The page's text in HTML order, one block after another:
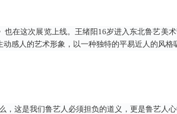
在这次展览上线。王绪阳16岁进入东北鲁艺美
感人的艺术形象，以一种独特的平易近人的风
，这是我们鲁艺人必须担负的道义，更是鲁艺人